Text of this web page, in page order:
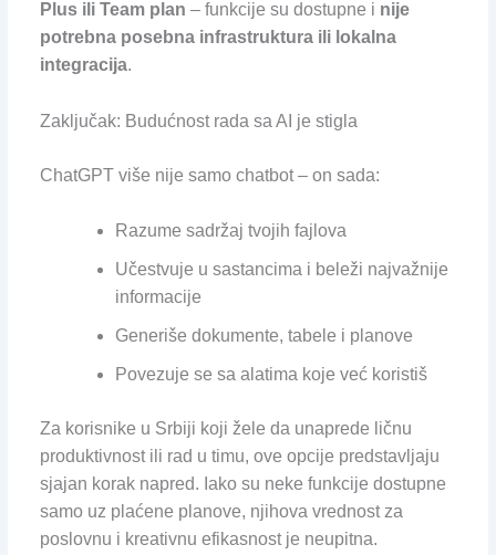
Plus ili Team plan – funkcije su dostupne i nije
potrebna posebna infrastruktura ili lokalna
integracija.
Zaključak: Budućnost rada sa AI je stigla
ChatGPT više nije samo chatbot – on sada:
Razume sadržaj tvojih fajlova
Učestvuje u sastancima i beleži najvažnije
informacije
Generiše dokumente, tabele i planove
Povezuje se sa alatima koje već koristiš
Za korisnike u Srbiji koji žele da unaprede ličnu
produktivnost ili rad u timu, ove opcije predstavljaju
sjajan korak napred. Iako su neke funkcije dostupne
samo uz plaćene planove, njihova vrednost za
poslovnu i kreativnu efikasnost je neupitna.